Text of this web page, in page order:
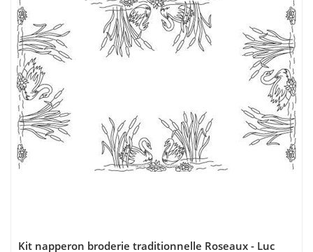
Kit napperon broderie traditionnelle Roseaux - Luc